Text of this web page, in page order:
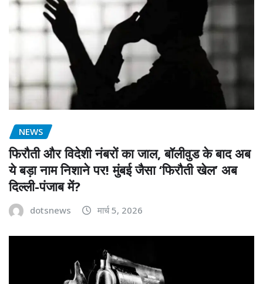
NEWS
फिरौती और विदेशी नंबरों का जाल, बॉलीवुड के बाद अब
ये बड़ा नाम निशाने पर! मुंबई जैसा ‘फिरौती खेल’ अब
दिल्ली-पंजाब में?
dotsnews मार्च 5, 2026